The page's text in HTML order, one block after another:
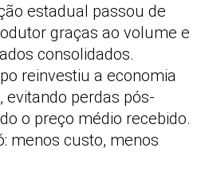
estadual passou de
graças ao volume e
consolidados.
reinvestiu a economia
perdas pós-
o preço médio recebido.
menos custo, menos